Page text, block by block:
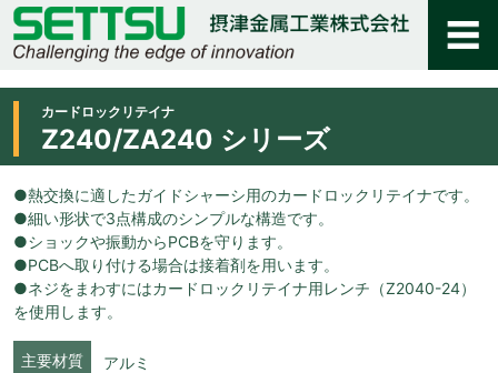
カードロックリテイナ
Z240/ZA240 シリーズ
●熱交換に適したガイドシャーシ用のカードロックリテイナです。
●細い形状で3点構成のシンプルな構造です。
●ショックや振動からPCBを守ります。
●PCBへ取り付ける場合は接着剤を用います。
●ネジをまわすにはカードロックリテイナ用レンチ（Z2040-24）
を使用します。
主要材質 アルミ